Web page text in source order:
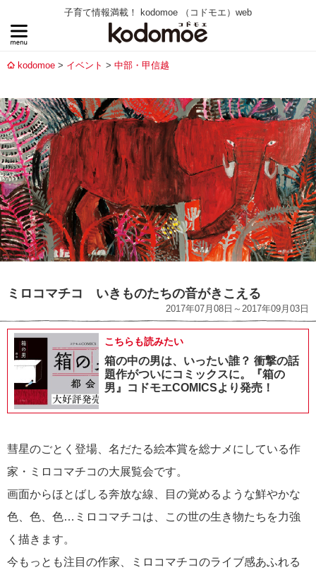
子育て情報満載！ kodomoe （コドモエ）web
kodomoe イベント 中部・甲信越
ミロコマチコ いきものたちの音がきこえる
2017年07月08日～2017年09月03日
こちらも読みたい
箱の中の男は、いったい誰？ 衝撃の話
題作がついにコミックスに。『箱の
男』コドモエCOMICSより発売！
彗星のごとく登場、名だたる絵本賞を総ナメにしている作
家・ミロコマチコの大展覧会です。
画面からほとばしる奔放な線、目の覚めるような鮮やかな
色、色、色…ミロコマチコは、この世の生き物たちを力強
く描きます。
今もっとも注目の作家、ミロコマチコのライブ感あふれる